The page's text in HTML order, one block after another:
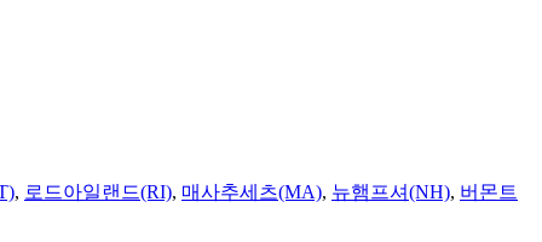
, 로드아일랜드(RI), 매사추세츠(MA), 뉴햄프셔(NH), 버몬트